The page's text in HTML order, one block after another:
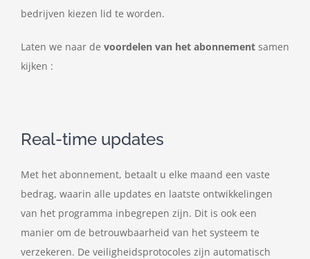
bedrijven kiezen lid te worden.
Laten we naar de voordelen van het abonnement samen
kijken :
Real-time updates
Met het abonnement, betaalt u elke maand een vaste
bedrag, waarin alle updates en laatste ontwikkelingen
van het programma inbegrepen zijn. Dit is ook een
manier om de betrouwbaarheid van het systeem te
verzekeren. De veiligheidsprotocoles zijn automatisch